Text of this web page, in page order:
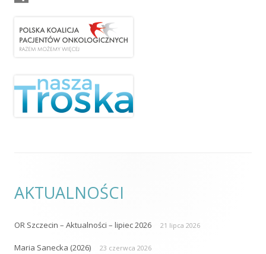
AKTUALNOŚCI
OR Szczecin – Aktualności – lipiec 2026 21 lipca 2026
Maria Sanecka (2026) 23 czerwca 2026